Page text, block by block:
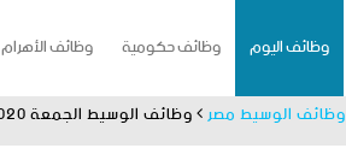
وظائف اليوم وظائف حكومية وظائف الأهرام
وظائف الوسيط مصر وظائف الوسيط الجمعة 7/8/2020 - جريدة الوسيط 7 اغسطس 2020 - PDF